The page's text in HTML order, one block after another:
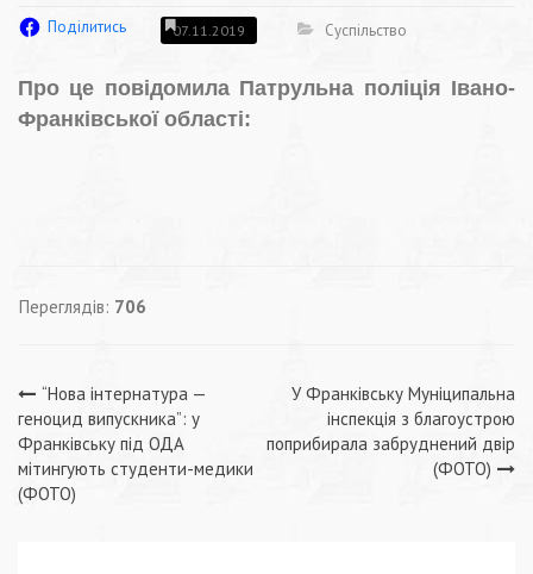
Поділитись 07.11.2019 Суспільство
Про це повідомила Патрульна поліція Івано-
Франківської області:
Переглядів: 706
Навігація
записів
“Нова інтернатура —
геноцид випускника”: у
Франківську під ОДА
мітингують студенти-медики
(ФОТО)
У Франківську Муніципальна
інспекція з благоустрою
поприбирала забруднений двір
(ФОТО)